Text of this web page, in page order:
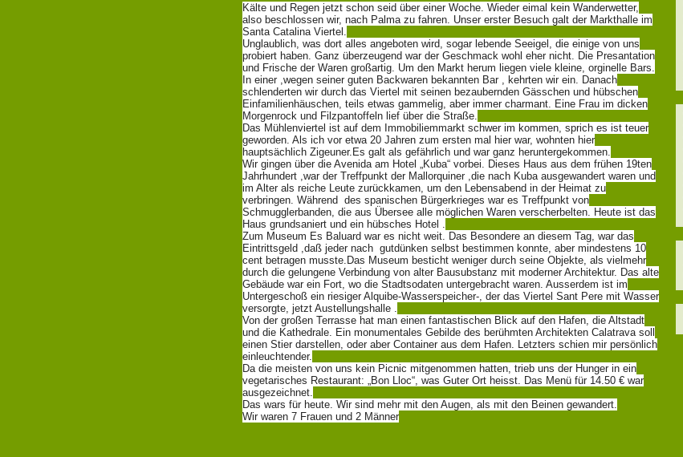
Kälte und Regen jetzt schon seid über einer Woche. Wieder eimal kein Wanderwetter,
also beschlossen wir, nach Palma zu fahren. Unser erster Besuch galt der Markthalle im
Santa Catalina Viertel.
Unglaublich, was dort alles angeboten wird, sogar lebende Seeigel, die einige von uns
probiert haben. Ganz überzeugend war der Geschmack wohl eher nicht. Die Presantation
und Frische der Waren großartig. Um den Markt herum liegen viele kleine, orginelle Bars.
In einer ,wegen seiner guten Backwaren bekannten Bar , kehrten wir ein. Danach
schlenderten wir durch das Viertel mit seinen bezaubernden Gässchen und hübschen
Einfamilienhäuschen, teils etwas gammelig, aber immer charmant. Eine Frau im dicken
Morgenrock und Filzpantoffeln lief über die Straße.
Das Mühlenviertel ist auf dem Immobiliemmarkt schwer im kommen, sprich es ist teuer
geworden. Als ich vor etwa 20 Jahren zum ersten mal hier war, wohnten hier
hauptsächlich Zigeuner.Es galt als gefährlich und war ganz heruntergekommen.
Wir gingen über die Avenida am Hotel „Kuba“ vorbei. Dieses Haus aus dem frühen 19ten
Jahrhundert ,war der Treffpunkt der Mallorquiner ,die nach Kuba ausgewandert waren und
im Alter als reiche Leute zurückkamen, um den Lebensabend in der Heimat zu
verbringen. Während des spanischen Bürgerkrieges war es Treffpunkt von
Schmugglerbanden, die aus Übersee alle möglichen Waren verscherbelten. Heute ist das
Haus grundsaniert und ein hübsches Hotel .
Zum Museum Es Baluard war es nicht weit. Das Besondere an diesem Tag, war das
Eintrittsgeld ,daß jeder nach gutdünken selbst bestimmen konnte, aber mindestens 10
cent betragen musste.Das Museum besticht weniger durch seine Objekte, als vielmehr
durch die gelungene Verbindung von alter Bausubstanz mit moderner Architektur. Das alte
Gebäude war ein Fort, wo die Stadtsodaten untergebracht waren. Ausserdem ist im
Untergeschoß ein riesiger Alquibe-Wasserspeicher-, der das Viertel Sant Pere mit Wasser
versorgte, jetzt Austellungshalle .
Von der großen Terrasse hat man einen fantastischen Blick auf den Hafen, die Altstadt
und die Kathedrale. Ein monumentales Gebilde des berühmten Architekten Calatrava soll
einen Stier darstellen, oder aber Container aus dem Hafen. Letzters schien mir persönlich
einleuchtender.
Da die meisten von uns kein Picnic mitgenommen hatten, trieb uns der Hunger in ein
vegetarisches Restaurant: „Bon Lloc“, was Guter Ort heisst. Das Menü für 14.50 € war
ausgezeichnet.
Das wars für heute. Wir sind mehr mit den Augen, als mit den Beinen gewandert.
Wir waren 7 Frauen und 2 Männer